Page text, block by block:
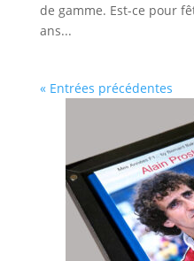
de gamme. Est-ce pour
ans...
« Entrées précédentes